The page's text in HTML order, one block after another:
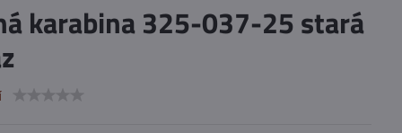
karabina 325-037-25 stará